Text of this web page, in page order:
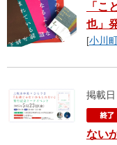
「こ
也」
[小川
掲載
ない